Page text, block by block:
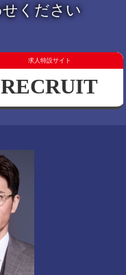
ください
求人特設サイト
RECRUIT